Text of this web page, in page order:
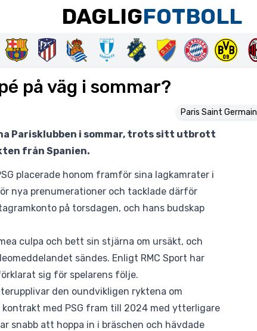
DAGLIGFOTBOLL
på väg i sommar?
Paris Saint Germain
Parisklubben i sommar, trots sitt utbrott
från Spanien.
placerade honom framför sina lagkamrater i
nya prenumerationer och tacklade därför
på torsdagen, och hans budskap
culpa och bett sin stjärna om ursäkt, och
sändes. Enligt RMC Sport har
sig för spelarens följe.
den oundvikligen ryktena om
med PSG fram till 2024 med ytterligare
snabb att hoppa in i bräschen och hävdade